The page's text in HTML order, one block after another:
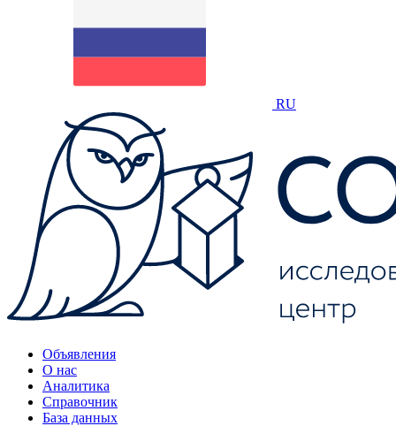
RU
Объявления
О нас
Аналитика
Справочник
База данных